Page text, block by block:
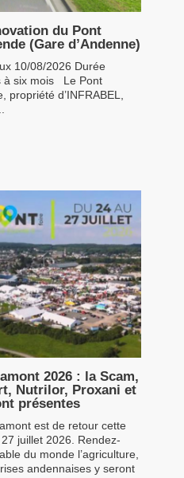
du Pont
(Gare d’Andenne)
10/08/2026 Durée
à six mois Le Pont
propriété d’INFRABEL,
2026 : la Scam,
Nutrilor, Proxani et
présentes
est de retour cette
juillet 2026. Rendez-
du monde l’agriculture,
andennaises y seront